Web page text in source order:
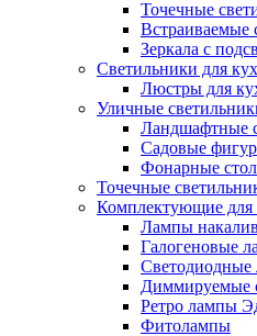
Точечные
Встраиваемые
Зеркала с
Светильники для
Люстры для
Уличные
Ландшафтные
Садовые
Фонарные
Точечные
Комплектующие для
Лампы
Галогеновые
Диммируемые
Ретро лампы
Фитолампы